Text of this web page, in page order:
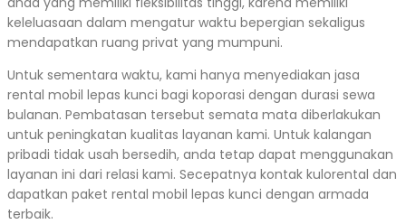
keleluasaan dalam mengatur waktu bepergian sekaligus
mendapatkan ruang privat yang mumpuni.
Untuk sementara waktu, kami hanya menyediakan jasa
rental mobil lepas kunci bagi koporasi dengan durasi sewa
bulanan. Pembatasan tersebut semata mata diberlakukan
untuk peningkatan kualitas layanan kami. Untuk kalangan
pribadi tidak usah bersedih, anda tetap dapat menggunakan
layanan ini dari relasi kami. Secepatnya kontak kulorental dan
dapatkan paket rental mobil lepas kunci dengan armada
terbaik.